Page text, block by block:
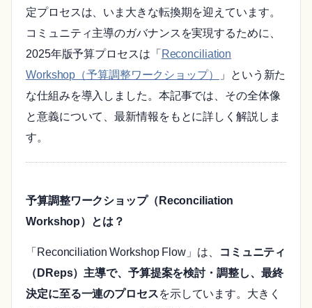
定プロセスは、いま大きな転換期を迎えています。
コミュニティ主導のガバナンスを実現するために、
2025年版予算プロセスは「 Reconciliation
Workshop（予算調整ワークショップ）
」という新た
な仕組みを導入しました。本記事では、その全体像
と意義について、最新情報をもとに詳しく解説しま
す。
予算調整ワークショップ（Reconciliation
Workshop）とは？
「Reconciliation Workshop Flow」は、
コミュニティ
（DReps）主導で、予算提案を検討・調整し、最終
決定に至る一連のプロセスを示しています。大きく